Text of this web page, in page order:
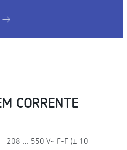
CORRENTE
208 … 550 V~ F-F (± 10